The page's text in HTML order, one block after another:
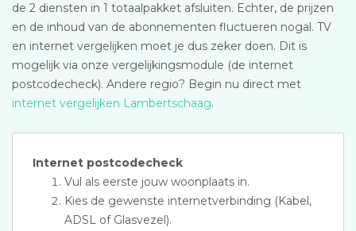
de 2 diensten in 1 totaalpakket afsluiten. Echter, de prijzen
en de inhoud van de abonnementen fluctueren nogal. TV
en internet vergelijken moet je dus zeker doen. Dit is
mogelijk via onze vergelijkingsmodule (de internet
postcodecheck). Andere regio? Begin nu direct met
internet vergelijken Lambertschaag.
Internet postcodecheck
Vul als eerste jouw woonplaats in.
Kies de gewenste internetverbinding (Kabel,
ADSL of Glasvezel).